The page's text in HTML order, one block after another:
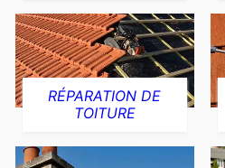
RÉPARATION DE
TOITURE